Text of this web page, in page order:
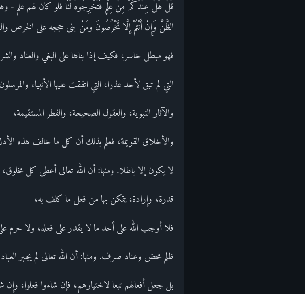
قُلْ هَلْ عِنْدَكُمْ مِنْ عِلْمٍ فَتُخْرِجُوهُ لَنَا فلو كان لهم علم -
الظَّنَّ وَإِنْ أَنْتُمْ إِلَّا تَخْرُصُونَ ومَنْ بنى حججه على الخرص
فهو مبطل خاسر، فكيف إذا بناها على البغي والعناد والشر
التي لم تبق لأحد عذرا، التي اتفقت عليها الأنبياء
والآثار النبوية، والعقول الصحيحة، والفطر المستقيمة،
والأخلاق القويمة، فعلم بذلك أن كل ما خالف هذه
لا يكون إلا باطلا. ومنها: أن الله تعالى أعطى كل مخلوق،
قدرة، وإرادة، يتمكن بها من فعل ما كلف به،
فلا أوجب الله على أحد ما لا يقدر على فعله، ولا حرم
ظلم محض وعناد صرف. ومنها: أن الله تعالى لم يجبر العباد
بل جعل أفعالهم تبعا لاختيارهم، فإن شاءوا فعلوا، وإن